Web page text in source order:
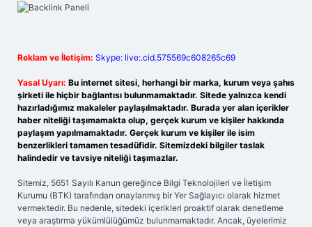
Reklam ve İletişim: Skype: live:.cid.575569c608265c69
Yasal Uyarı: Bu internet sitesi, herhangi bir marka, kurum veya şahıs
şirketi ile hiçbir bağlantısı bulunmamaktadır. Sitede yalnızca kendi
hazırladığımız makaleler paylaşılmaktadır. Burada yer alan içerikler
haber niteliği taşımamakta olup, gerçek kurum ve kişiler hakkında
paylaşım yapılmamaktadır. Gerçek kurum ve kişiler ile isim
benzerlikleri tamamen tesadüfidir. Sitemizdeki bilgiler taslak
halindedir ve tavsiye niteliği taşımazlar.
Sitemiz, 5651 Sayılı Kanun gereğince Bilgi Teknolojileri ve İletişim
Kurumu (BTK) tarafından onaylanmış bir Yer Sağlayıcı olarak hizmet
vermektedir. Bu nedenle, sitedeki içerikleri proaktif olarak denetleme
veya araştırma yükümlülüğümüz bulunmamaktadır. Ancak, üyelerimiz